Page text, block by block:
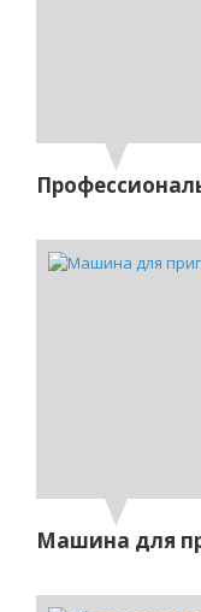
Машина для